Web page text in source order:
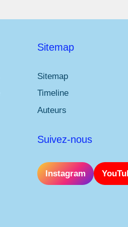
Sitemap
Sitemap
Timeline
Auteurs
Suivez-nous
Instagram